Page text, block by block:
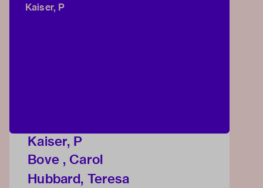
Kaiser, P
Kaiser, P
Bove , Carol
Hubbard, Teresa